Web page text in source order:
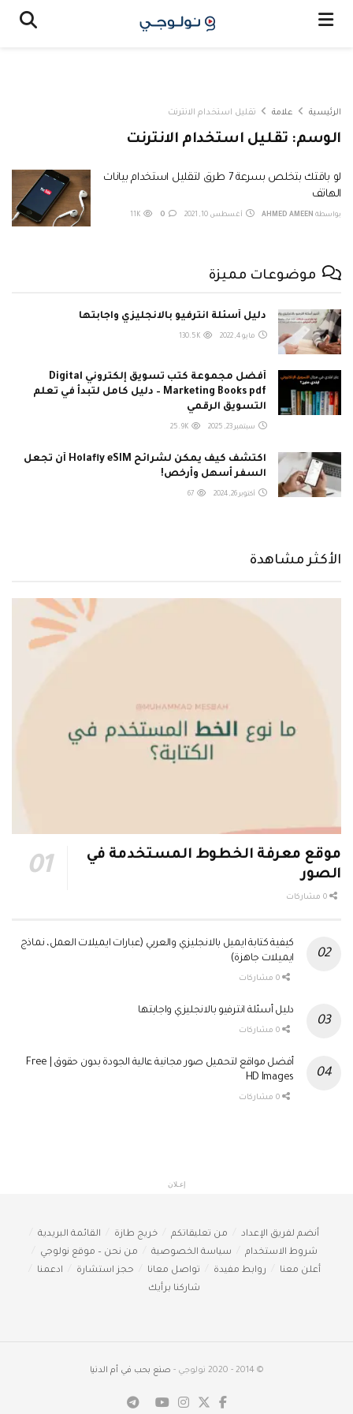
الرئيسية علامة تقليل استخدام الانترنت
الوسم: تقليل استخدام الانترنت
لو باقتك بتخلص بسرعة 7 طرق لتقليل استخدام بيانات
الهاتف
بواسطة AHMED AMEEN أغسطس 10, 2021
موضوعات مميزة
دليل أسئلة انترفيو بالانجليزي واجابتها
مايو 4, 2022
أفضل مجموعة كتب تسويق إلكتروني Digital
Marketing Books pdf – دليل كامل لتبدأ في تعلم
التسويق الرقمي
سبتمبر 23, 2025
اكتشف كيف يمكن لشرائح Holafly eSIM أن تجعل
السفر أسهل وأرخص!
أكتوبر 26, 2024
الأكثر مشاهدة
موقع معرفة الخطوط المستخدمة في
الصور
كيفية كتابة ايميل بالانجليزي والعربي (عبارات ايميلات العمل، نماذج
ايميلات جاهزة)
دليل أسئلة انترفيو بالانجليزي واجابتها
أفضل مواقع لتحميل صور مجانية عالية الجودة بدون حقوق | Free
HD Images
إعـلان
أنضم لفريق الإعداد من تعليقاتكم خريج طازة
القائمة البريدية
شروط الاستخدام
سياسة الخصوصية
من نحن – موقع نولوجي
أعلن معنا
روابط مفيدة تواصل معانا حجز استشارة
ادعمنا
شاركنا برأيك
© 2014 - 2020 نولوجي - صنع بحب في أم الدنيا